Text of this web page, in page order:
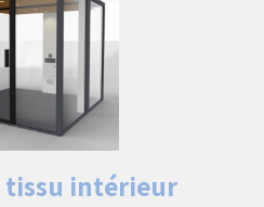
tissu intérieur